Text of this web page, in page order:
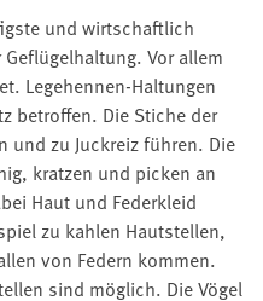
und wirtschaftlich
Vor allem
Legehennen-Haltungen
betroffen. Die Stiche der
und zu Juckreiz führen. Die
kratzen und picken an
Haut und Federkleid
zu kahlen Hautstellen,
von Federn kommen.
sind möglich. Die Vögel